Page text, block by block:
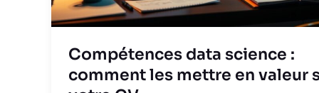
Compétences data science :
comment les mettre en valeur